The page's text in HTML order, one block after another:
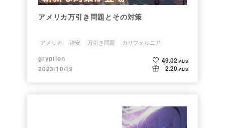
アメリカ万引き問題とその対策
アメリカ 治安 万引き問題 カリフォルニア
gryption
2023/10/19
49.02 ALIS
2.20 ALIS